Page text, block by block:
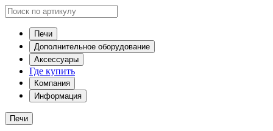
Печи
Дополнительное оборудование
Аксессуары
Где купить
Компания
Информация
Печи